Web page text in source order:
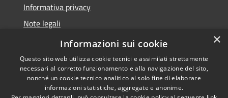
Informativa privacy
Note legali
Dichiarazione di accessibilità
Copyright © 2026 • Comune di
×
Informazioni sui cookie
Questo sito web utilizza cookie tecnici e assimilati strettamente
necessari al corretto funzionamento e alla navigazione del sito,
nonché un cookie tecnico analitico al solo fine di elaborare
informazioni statistiche, aggregate e anonime.